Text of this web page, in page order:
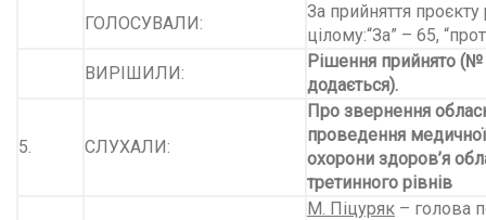
ГОЛОСУВАЛИ:
За прийняття
цілому:“За” – 65,
ВИРІШИЛИ:
Рішення прийнято
додається).
5. СЛУХАЛИ:
Про звернення
проведення
охорони здоров’я
третинного рівнів
М. Піцуряк – голова